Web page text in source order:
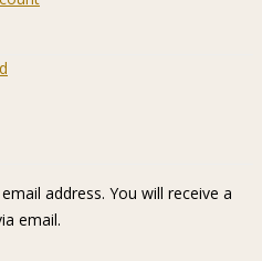
address. You will receive a
email.